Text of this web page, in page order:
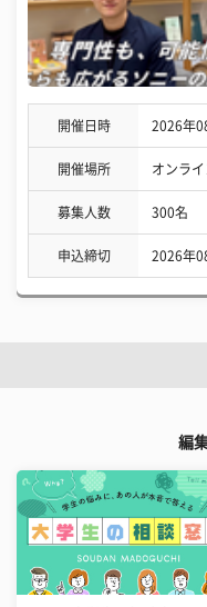
開催日時 2026年
開催場所 オンラ
募集人数 300名
申込締切 2026年
編